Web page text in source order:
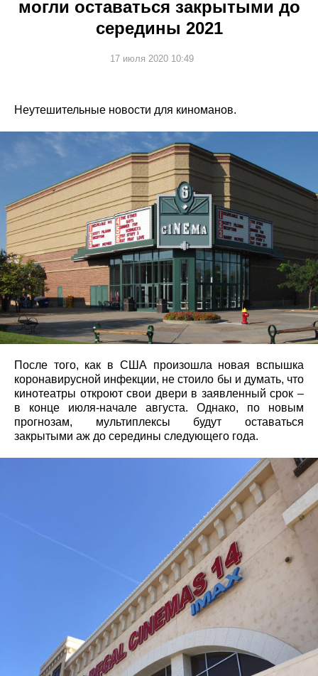
могли оставаться закрытыми до
середины 2021
17 июля 2020 10:49
Неутешительные новости для киноманов.
После того, как в США произошла новая вспышка
коронавирусной инфекции, не стоило бы и думать, что
кинотеатры откроют свои двери в заявленный срок –
в конце июля-начале августа. Однако, по новым
прогнозам, мультиплексы будут оставаться
закрытыми аж до середины следующего года.